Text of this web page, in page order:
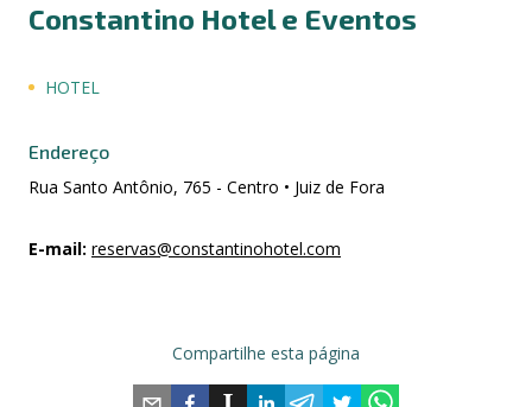
Constantino Hotel e Eventos
HOTEL
Endereço
Rua Santo Antônio, 765 - Centro • Juiz de Fora
E-mail: reservas@constantinohotel.com
Compartilhe esta página